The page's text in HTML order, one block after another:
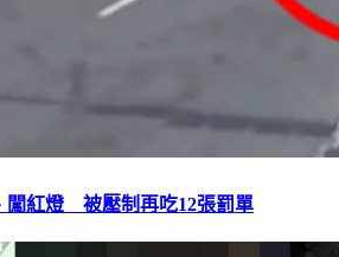
闖紅燈 被壓制再吃12張罰單